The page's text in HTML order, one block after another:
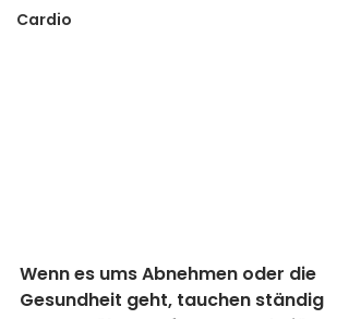
Cardio
Wenn es ums Abnehmen oder die
Gesundheit geht, tauchen ständig